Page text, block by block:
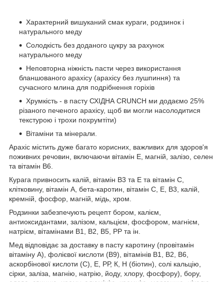
Характерний вишуканий смак кураги, родзинок і
натурального меду
Солодкість без доданого цукру за рахунок
натурального меду
Неповторна ніжність пасти через використання
бланшованого арахісу (арахісу без лушпиння) та
сучасного млина для подрібнення горіхів
Хрумкість - в пасту СХІДНА CRUNCH ми додаємо 25%
різаного печеного арахісу, щоб ви могли насолодитися
текстурою і трохи похрумтіти)
Вітаміни та мінерали.
Арахіс містить дуже багато корисних, важливих для здоров'я
поживних речовин, включаючи вітамін Е, магній, залізо, селен
та вітамін В6.
Курага привносить калій, вітамін В3 та Е та вітамін С,
клітковину, вітамін А, бета-каротин, вітамін С, Е, В3, калій,
кремній, фосфор, магній, мідь, хром.
Родзинки забезпечують рецепт бором, калієм,
антиоксидантами, залізом, кальцієм, фосфором, магнієм,
натрієм, вітамінами B1, B2, В5, PP та ін.
Мед відповідає за доставку в пасту каротину (провітамін
вітаміну А), фолієвої кислоти (B9), вітамінів B1, B2, B6,
аскорбінової кислоти (С), E, РР, К, Н (біотин), солі кальцію,
сірки, заліза, магнію, натрію, йоду, хлору, фосфору), бору,